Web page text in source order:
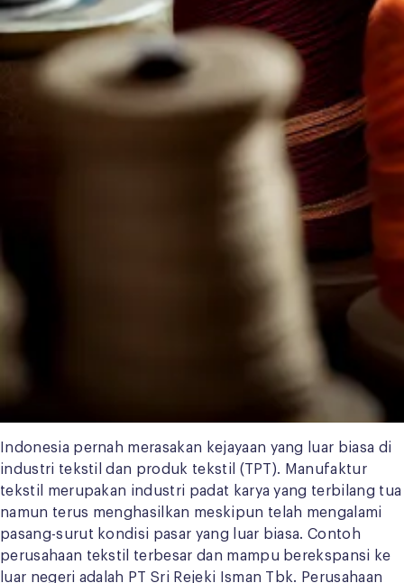
Indonesia pernah merasakan kejayaan yang luar biasa di
industri tekstil dan produk tekstil (TPT). Manufaktur
tekstil merupakan industri padat karya yang terbilang tua
namun terus menghasilkan meskipun telah mengalami
pasang-surut kondisi pasar yang luar biasa. Contoh
perusahaan tekstil terbesar dan mampu berekspansi ke
luar negeri adalah PT Sri Rejeki Isman Tbk. Perusahaan